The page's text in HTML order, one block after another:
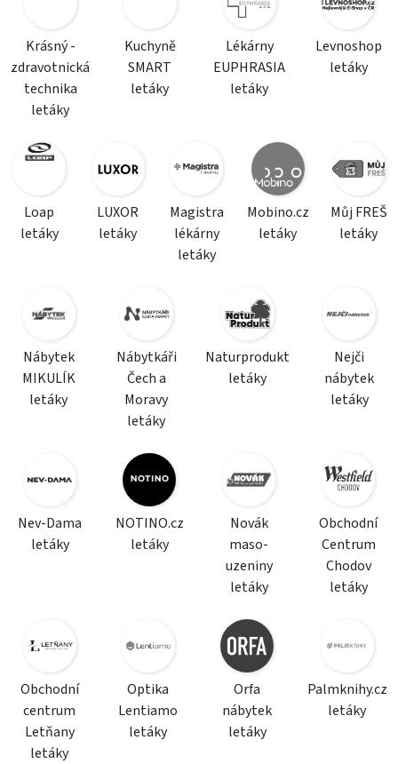
Krásný -
zdravotnická
technika
letáky
Kuchyně
SMART
letáky
Lékárny
EUPHRASIA
letáky
Levnoshop
letáky
Loap
letáky
LUXOR
letáky
Magistra
lékárny
letáky
Mobino.cz
letáky
Můj FREŠ
letáky
Nábytek
MIKULÍK
letáky
Nábytkáři
Čech a
Moravy
letáky
Naturprodukt
letáky
Nejči
nábytek
letáky
Nev-Dama
letáky
NOTINO.cz
letáky
Novák
maso-
uzeniny
letáky
Obchodní
Centrum
Chodov
letáky
Obchodní
centrum
Letňany
letáky
Optika
Lentiamo
letáky
Orfa
nábytek
letáky
Palmknihy.cz
letáky